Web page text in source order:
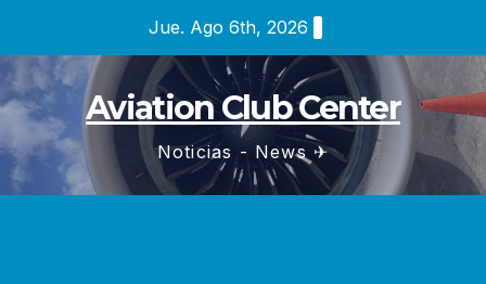
contenido
Jue. Ago 6th, 2026
Aviation Club Center
Noticias - News ✈